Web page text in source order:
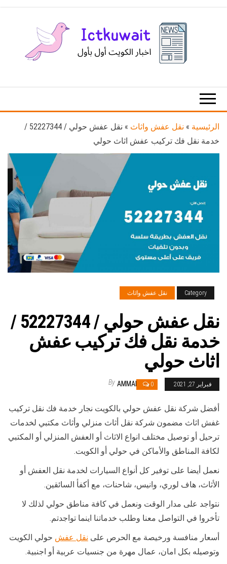
الكويت
الرئيسية » نقل عفش واثاث »
نقل عفش حولي / 52227344 /
خدمة نقل فك تركيب عفش اثاث حولي
Category نقل عفش واثاث
نقل عفش حولي / 52227344 /
خدمة نقل فك تركيب عفش
اثاث حولي
فبراير 27, 2021 0
By AMMAR
أفضل شركة نقل عفش حولي بالكويت نجار خدمة فك نقل تركيب
غفش اثاث مضمون شركة نقل أثاث منزلي وأثاث مكتبي لخدمات
ترحيل أو توصيل مختلف انواع الاثاث أو العفش المنزلي أو المكتبي
لكافة المناطق والأماكن في حولي أو الكويت.
نعمل أيضا على توفير كل أنواع السيارات لخدمة نقل العفش أو
الأثاث، هاف لوري، وانيس، شاحنات، مع أكفأ السائقين.
نتواجد على مدار الوقت ونعمل في كافة مناطق حولي لذلك لا
تأخروا في التواصل معنا وطلب خدماتنا اينما تواجدتم.
أسعار منافسة ورخيصة مع الحرص على نقل عفش حولي الكويت
وتوصيله بكل امان، عمال مهرة من جنسيات عربية أو اجنبية.